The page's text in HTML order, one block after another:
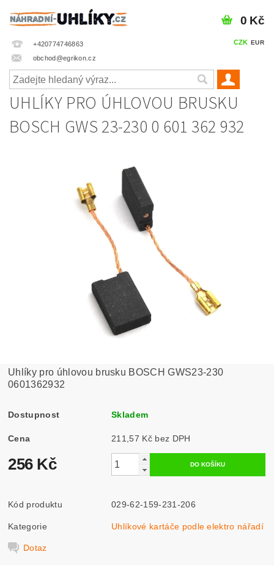
+420774746863
obchod@egrikon.cz
CZK EUR
0 Kč
UHLÍKY PRO ÚHLOVOU BRUSKU
BOSCH GWS 23-230 0 601 362 932
Uhlíky pro úhlovou brusku BOSCH GWS23-230
0601362932
Dostupnost Skladem
Cena 211,57 Kč bez DPH
256 Kč
Kód produktu 029-62-159-231-206
Kategorie Uhlíkové kartáče podle elektro nářadí
Dotaz